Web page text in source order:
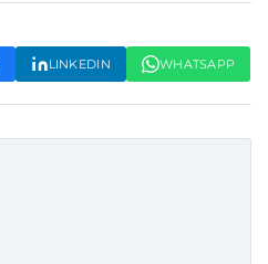
LINKEDIN WHATSAPP